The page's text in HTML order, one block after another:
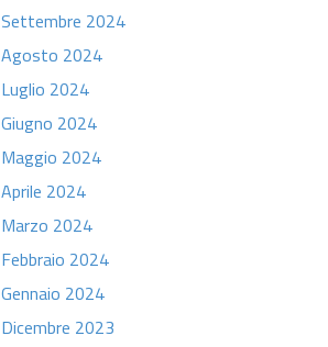
Settembre 2024
Agosto 2024
Luglio 2024
Giugno 2024
Maggio 2024
Aprile 2024
Marzo 2024
Febbraio 2024
Gennaio 2024
Dicembre 2023